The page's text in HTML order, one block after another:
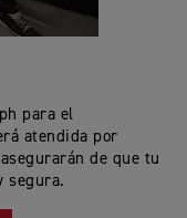
para el
atendida por
de que tu
segura.